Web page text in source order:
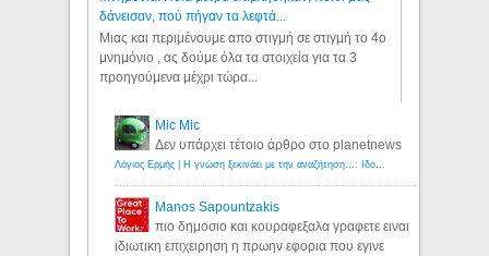
δάνεισαν, πού πήγαν τα λεφτά...
Μιας και περιμένουμε απο στιγμή σε στιγμή το 4ο
μνημόνιο , ας δούμε όλα τα στοιχεία για τα 3
προηγούμενα μέχρι τώρα...
Mic Mic
Δεν υπάρχει τέτοιο άρθρο στο planetnews
Manos Sapountzakis
πιο δημοσιο και κουραφεξαλα γραφετε ειναι
ιδιωτικη επιχειρηση η πρωην εφορια που εγινε